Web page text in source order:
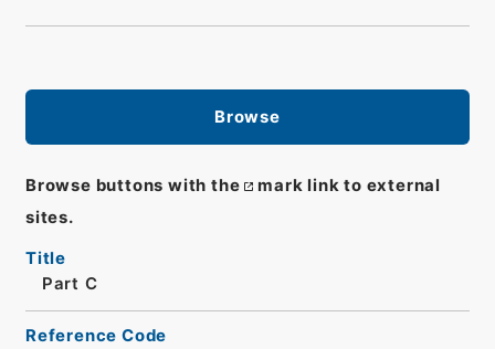
Browse
Browse buttons with the
mark link to external
sites.
Title
Part C
Reference Code